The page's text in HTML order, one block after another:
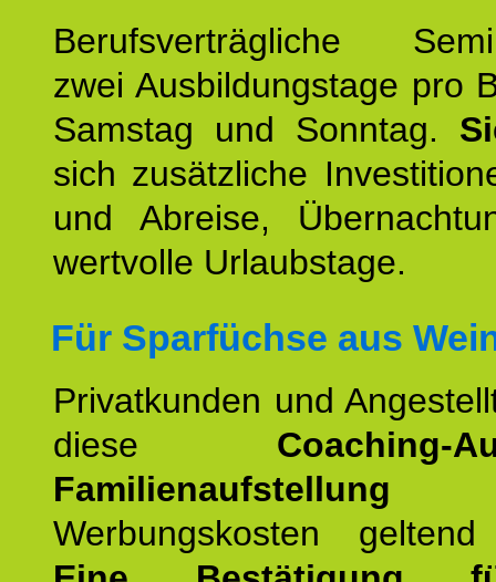
Berufsverträgliche
zwei Ausbildungstage pro
Samstag und Sonntag.
sich zusätzliche
und Abreise,
wertvolle Urlaubstage.
Für Sparfüchse aus
Privatkunden und
diese Coaching-
Familienaufstellung
Werbungskosten